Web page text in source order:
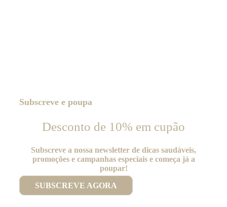
Subscreve e poupa
Desconto de 10% em cupão
Subscreve a nossa newsletter de dicas saudáveis,
promoções e campanhas especiais e começa já a
poupar!
SUBSCREVE AGORA